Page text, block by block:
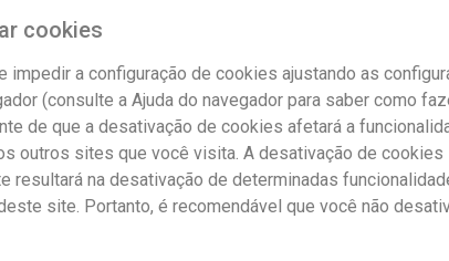
cookies
impedir a configuração de cookies ajustando as
(consulte a Ajuda do navegador para saber como
de que a desativação de cookies afetará a
outros sites que você visita. A desativação de cookies
resultará na desativação de determinadas
site. Portanto, é recomendável que você não